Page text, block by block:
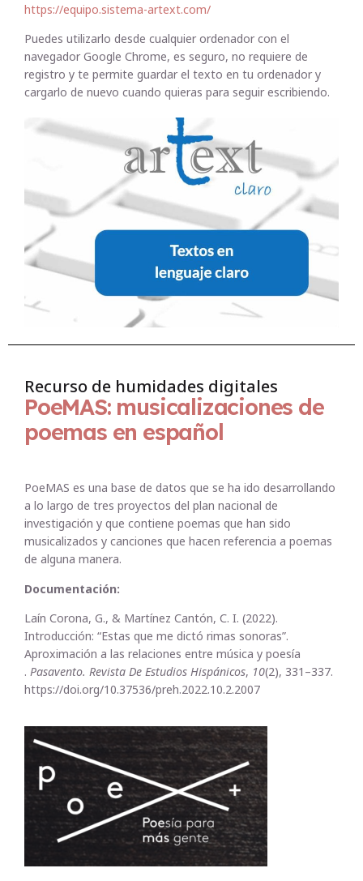
https://equipo.sistema-artext.com/
Puedes utilizarlo desde cualquier ordenador con el
navegador Google Chrome, es seguro, no requiere de
registro y te permite guardar el texto en tu ordenador y
cargarlo de nuevo cuando quieras para seguir escribiendo.
Recurso de humidades digitales
PoeMAS: musicalizaciones de
poemas en español
PoeMAS es una base de datos que se ha ido desarrollando
a lo largo de tres proyectos del plan nacional de
investigación y que contiene poemas que han sido
musicalizados y canciones que hacen referencia a poemas
de alguna manera.
Documentación:
Laín Corona, G., & Martínez Cantón, C. I. (2022).
Introducción: “Estas que me dictó rimas sonoras”.
Aproximación a las relaciones entre música y poesía
. Pasavento. Revista De Estudios Hispánicos, 10(2), 331–337.
https://doi.org/10.37536/preh.2022.10.2.2007